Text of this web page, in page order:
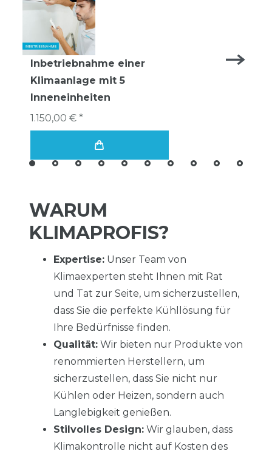
Inbetriebnahme einer
Klimaanlage mit 5
Inneneinheiten
1.150,00 € *
WARUM
KLIMAPROFIS?
Expertise: Unser Team von
Klimaexperten steht Ihnen mit Rat
und Tat zur Seite, um sicherzustellen,
dass Sie die perfekte Kühllösung für
Ihre Bedürfnisse finden.
Qualität: Wir bieten nur Produkte von
renommierten Herstellern, um
sicherzustellen, dass Sie nicht nur
Kühlen oder Heizen, sondern auch
Langlebigkeit genießen.
Stilvolles Design: Wir glauben, dass
Klimakontrolle nicht auf Kosten des